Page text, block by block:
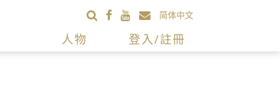
简体中文
人物 登入/註冊